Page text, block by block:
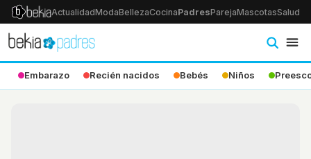
ActualidadModaBellezaCocinaPadresParejaMascotasSalud
Embarazo Recién nacidos Bebés Niños